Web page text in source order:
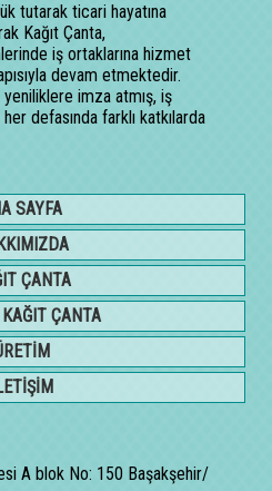
tutarak ticari hayatına
Kağıt Çanta,
iş ortaklarına hizmet
devam etmektedir.
imza atmış, iş
defasında farklı katkılarda
SAYFA
ÇANTA
ÇANTA
A blok No: 150 Başakşehir/